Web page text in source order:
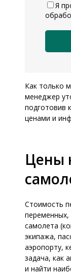
Я
Как только
менеджер
подготовив
ценами и
Цены
Стоимость
переменных,
самолета
экипажа,
аэропорту,
задача, как
и найти